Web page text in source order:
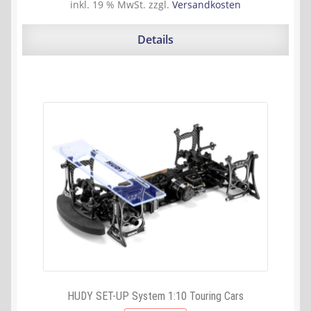
Preis
war:
Preis
ist:
inkl. 19 % MwSt. zzgl. Versandkosten
Details
HUDY SET-UP System 1:10 Touring Cars